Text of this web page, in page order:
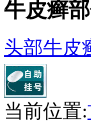
牛皮癣
头部牛皮
当前位置: